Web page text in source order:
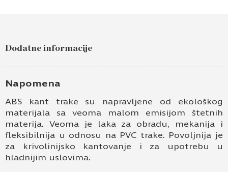
Dodatne informacije
Napomena
ABS kant trake su napravljene od ekološkog
materijala sa veoma malom emisijom štetnih
materija. Veoma je laka za obradu, mekanija i
fleksibilnija u odnosu na PVC trake. Povoljnija je
za krivolinijsko kantovanje i za upotrebu u
hladnijim uslovima.